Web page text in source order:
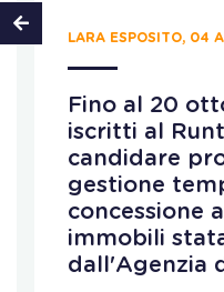
LARA ESPOSITO, 04
Fino al 20
iscritti al
candidare
gestione
concessione
immobili
dall'Agenzia